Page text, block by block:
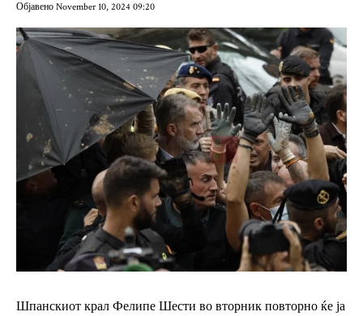
Објавено November 10, 2024 09:20
Шпанскиот крал Фелипе Шести во вторник повторно ќе ја